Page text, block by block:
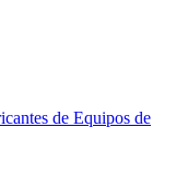
de Equipos de